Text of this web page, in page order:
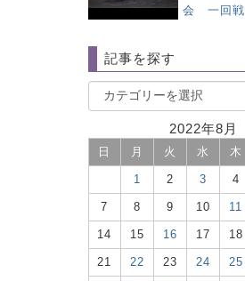
会 一回戦
記事を探す
2022年8月
日 月 火 水 木
1 2 3 4
7 8 9 10 11
14 15 16 17 18
21 22 23 24 25